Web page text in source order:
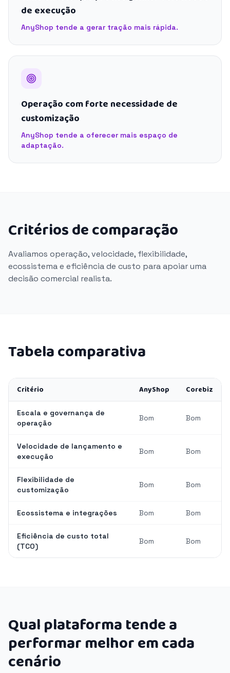
de execução
AnyShop tende a gerar tração mais rápida.
Operação com forte necessidade de
customização
AnyShop tende a oferecer mais espaço de
adaptação.
Critérios de comparação
Avaliamos operação, velocidade, flexibilidade,
ecossistema e eficiência de custo para apoiar uma
decisão comercial realista.
Tabela comparativa
Critério AnyShop Corebiz
Escala e governança de
operação
Bom Bom
Velocidade de lançamento e
execução
Bom Bom
Flexibilidade de
customização
Bom Bom
Ecossistema e integrações Bom Bom
Eficiência de custo total
(TCO)
Bom Bom
Qual plataforma tende a
performar melhor em cada
cenário